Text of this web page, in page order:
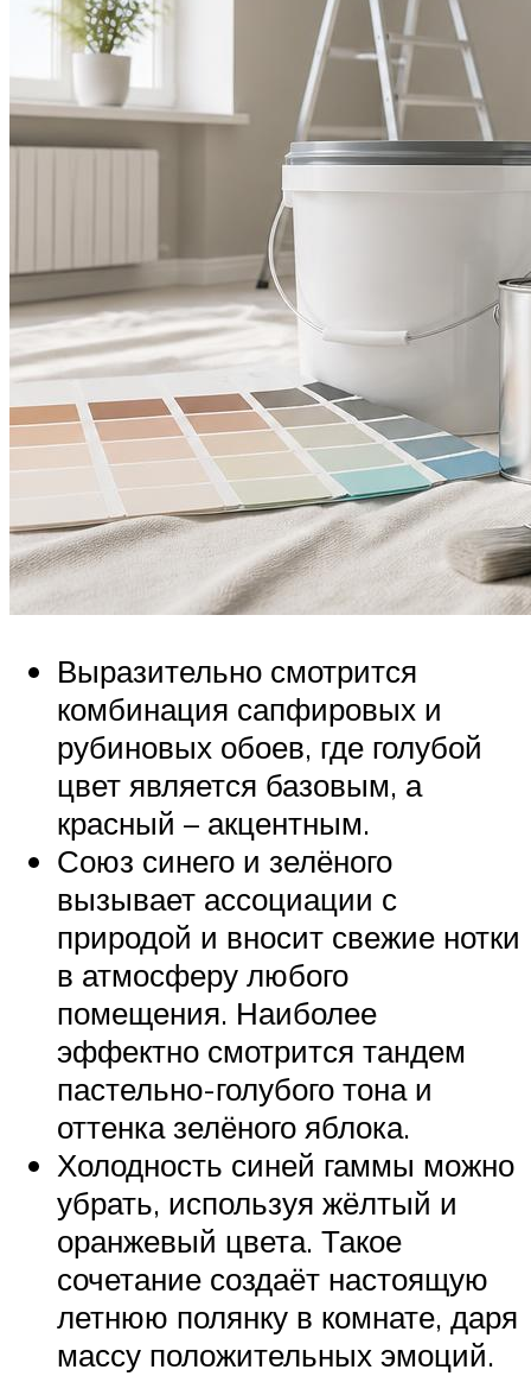
Выразительно смотрится
комбинация сапфировых и
рубиновых обоев, где голубой
цвет является базовым, а
красный – акцентным.
Союз синего и зелёного
вызывает ассоциации с
природой и вносит свежие нотки
в атмосферу любого
помещения. Наиболее
эффектно смотрится тандем
пастельно-голубого тона и
оттенка зелёного яблока.
Холодность синей гаммы можно
убрать, используя жёлтый и
оранжевый цвета. Такое
сочетание создаёт настоящую
летнюю полянку в комнате, даря
массу положительных эмоций.